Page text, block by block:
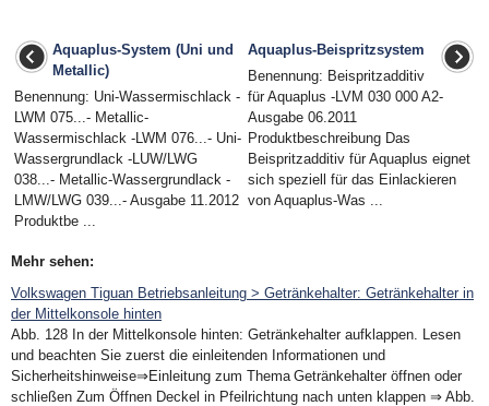
Aquaplus-System (Uni und
Metallic)
Benennung: Uni-Wassermischlack -
LWM 075...- Metallic-
Wassermischlack -LWM 076...- Uni-
Wassergrundlack -LUW/LWG
038...- Metallic-Wassergrundlack -
LMW/LWG 039...- Ausgabe 11.2012
Produktbe ...
Aquaplus-Beispritzsystem
Benennung: Beispritzadditiv
für Aquaplus -LVM 030 000 A2-
Ausgabe 06.2011
Produktbeschreibung Das
Beispritzadditiv für Aquaplus eignet
sich speziell für das Einlackieren
von Aquaplus-Was ...
Mehr sehen:
Volkswagen Tiguan Betriebsanleitung > Getränkehalter: Getränkehalter in
der Mittelkonsole hinten
Abb. 128 In der Mittelkonsole hinten: Getränkehalter aufklappen. Lesen
und beachten Sie zuerst die einleitenden Informationen und
Sicherheitshinweise⇒Einleitung zum Thema Getränkehalter öffnen oder
schließen Zum Öffnen Deckel in Pfeilrichtung nach unten klappen ⇒ Abb.